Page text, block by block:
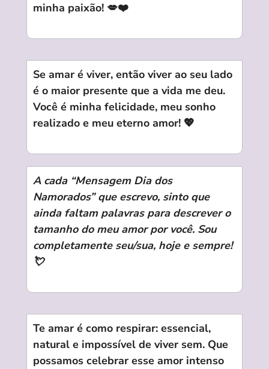
minha paixão! 💋❤️
Se amar é viver, então viver ao seu lado
é o maior presente que a vida me deu.
Você é minha felicidade, meu sonho
realizado e meu eterno amor! 💖
A cada “Mensagem Dia dos
Namorados” que escrevo, sinto que
ainda faltam palavras para descrever o
tamanho do meu amor por você. Sou
completamente seu/sua, hoje e sempre!
💘
Te amar é como respirar: essencial,
natural e impossível de viver sem. Que
possamos celebrar esse amor intenso